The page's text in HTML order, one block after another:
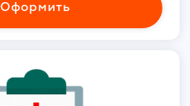
Оформить